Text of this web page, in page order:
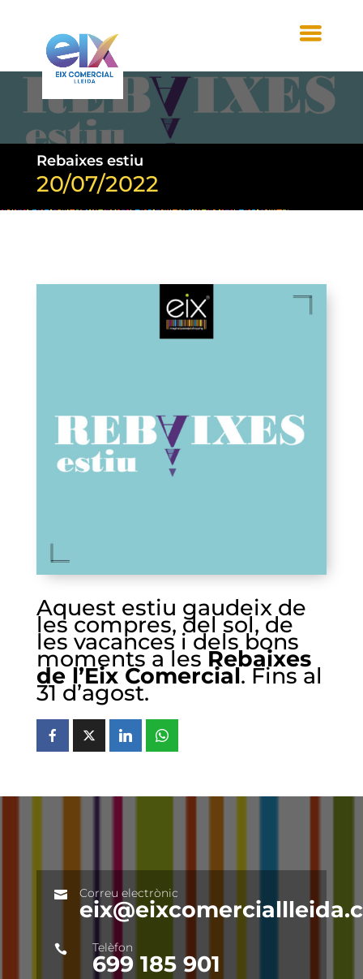
Rebaixes estiu
20/07/2022
Aquest estiu gaudeix de
les compres, del sol, de
les vacances i dels bons
moments a les Rebaixes
de l’Eix Comercial. Fins al
31 d’agost.
 Correu electrònic
 Telèfon
699 185 901